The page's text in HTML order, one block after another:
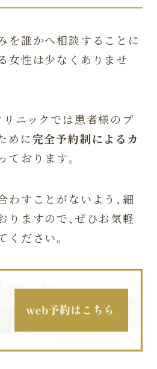
を誰かへ相談することに
女性は少なくありませ
リニックでは患者様のプ
めに完全予約制によるカ
ております。
わすことがないよう、細
りますので、ぜひお気軽
ください。